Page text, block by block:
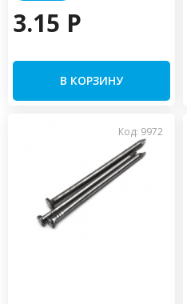
3.15 P
В КОРЗИНУ
Код: 9972